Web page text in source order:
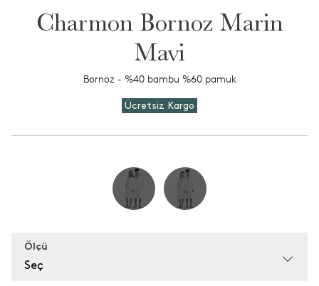
Charmon Bornoz Marin
Mavi
Bornoz - %40 bambu %60 pamuk
Ücretsiz Kargo
Ölçü
Seç